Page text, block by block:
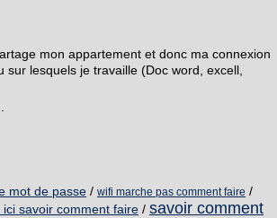
mon appartement et donc ma connexion
lesquels je travaille (Doc word, excell,
mot de passe / wifi marche pas comment faire /
ici savoir comment faire / savoir comment